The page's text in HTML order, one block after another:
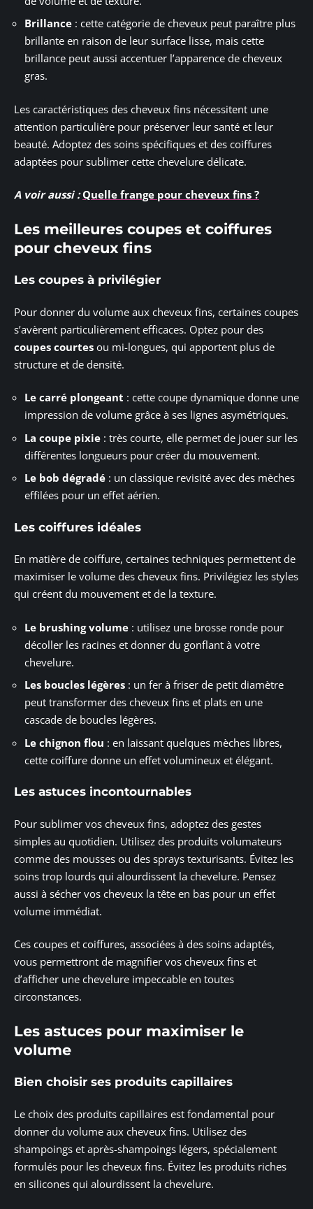
Brillance : cette catégorie de cheveux peut paraître plus
brillante en raison de leur surface lisse, mais cette
brillance peut aussi accentuer l’apparence de cheveux
gras.
Les caractéristiques des cheveux fins nécessitent une
attention particulière pour préserver leur santé et leur
beauté. Adoptez des soins spécifiques et des coiffures
adaptées pour sublimer cette chevelure délicate.
A voir aussi : Quelle frange pour cheveux fins ?
Les meilleures coupes et coiffures
pour cheveux fins
Les coupes à privilégier
Pour donner du volume aux cheveux fins, certaines coupes
s’avèrent particulièrement efficaces. Optez pour des
coupes courtes ou mi-longues, qui apportent plus de
structure et de densité.
Le carré plongeant : cette coupe dynamique donne une
impression de volume grâce à ses lignes asymétriques.
La coupe pixie : très courte, elle permet de jouer sur les
différentes longueurs pour créer du mouvement.
Le bob dégradé : un classique revisité avec des mèches
effilées pour un effet aérien.
Les coiffures idéales
En matière de coiffure, certaines techniques permettent de
maximiser le volume des cheveux fins. Privilégiez les styles
qui créent du mouvement et de la texture.
Le brushing volume : utilisez une brosse ronde pour
décoller les racines et donner du gonflant à votre
chevelure.
Les boucles légères : un fer à friser de petit diamètre
peut transformer des cheveux fins et plats en une
cascade de boucles légères.
Le chignon flou : en laissant quelques mèches libres,
cette coiffure donne un effet volumineux et élégant.
Les astuces incontournables
Pour sublimer vos cheveux fins, adoptez des gestes
simples au quotidien. Utilisez des produits volumateurs
comme des mousses ou des sprays texturisants. Évitez les
soins trop lourds qui alourdissent la chevelure. Pensez
aussi à sécher vos cheveux la tête en bas pour un effet
volume immédiat.
Ces coupes et coiffures, associées à des soins adaptés,
vous permettront de magnifier vos cheveux fins et
d’afficher une chevelure impeccable en toutes
circonstances.
Les astuces pour maximiser le
volume
Bien choisir ses produits capillaires
Le choix des produits capillaires est fondamental pour
donner du volume aux cheveux fins. Utilisez des
shampoings et après-shampoings légers, spécialement
formulés pour les cheveux fins. Évitez les produits riches
en silicones qui alourdissent la chevelure.